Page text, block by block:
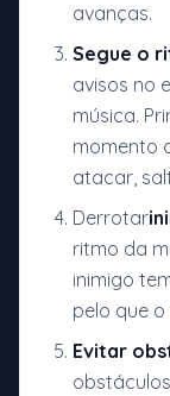
avanças.
Segue o
avisos no
música.
momento
atacar,
Derrotar
ritmo da
inimigo
pelo que o
Evitar